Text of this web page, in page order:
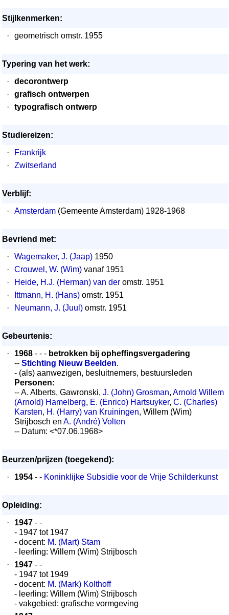
Stijlkenmerken:
·
geometrisch omstr. 1955
Typering van het werk:
·
decorontwerp
·
grafisch ontwerpen
·
typografisch ontwerp
Studiereizen:
·
Frankrijk
·
Zwitserland
Verblijf:
·
Amsterdam (Gemeente Amsterdam) 1928-1968
Bevriend met:
·
Wagemaker, J. (Jaap) 1950
·
Crouwel, W. (Wim) vanaf 1951
·
Heide, H.J. (Herman) van der omstr. 1951
·
Ittmann, H. (Hans) omstr. 1951
·
Neumann, J. (Juul) omstr. 1951
Gebeurtenis:
·
1968 - - - betrokken bij opheffingsvergadering
-- Stichting Nieuw Beelden.
- (als) aanwezigen, besluitnemers, bestuursleden
Personen:
-- A. Alberts, Gawronski, J. (John) Grosman, Arnold Willem
(Arnold) Hamelberg, E. (Enrico) Hartsuyker, C. (Charles)
Karsten, H. (Harry) van Kruiningen, Willem (Wim)
Strijbosch en A. (André) Volten
-- Datum: <*07.06.1968>
Beurzen/prijzen (toegekend):
·
1954 - - Koninklijke Subsidie voor de Vrije Schilderkunst
Opleiding:
·
1947 - -
- 1947 tot 1947
- docent: M. (Mart) Stam
- leerling: Willem (Wim) Strijbosch
·
1947 - -
- 1947 tot 1949
- docent: M. (Mark) Kolthoff
- leerling: Willem (Wim) Strijbosch
- vakgebied: grafische vormgeving